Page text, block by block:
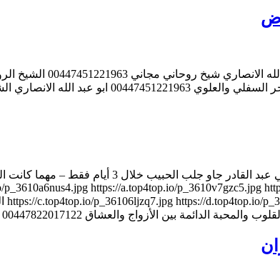
السفلي والعلوي ورد المطلقة 00447451221963 الشيخ, الروحاني, ابو […]
https://a.top4top.io/p_3610v7gzc5.jpg
الدائمة بين الأزواج والعشاق 00447822017122 […]